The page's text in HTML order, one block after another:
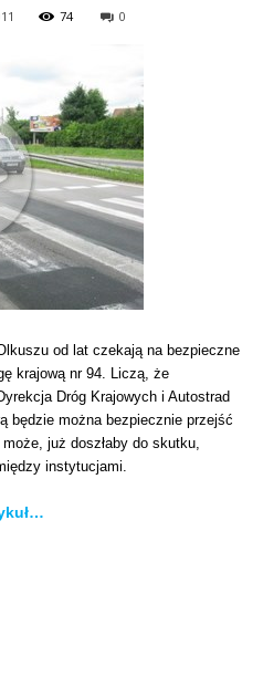
74 0
od lat czekają na bezpieczne
krajową nr 94. Liczą, że
Dróg Krajowych i Autostrad
będzie można bezpiecznie przejść
już doszłaby do skutku,
instytucjami.